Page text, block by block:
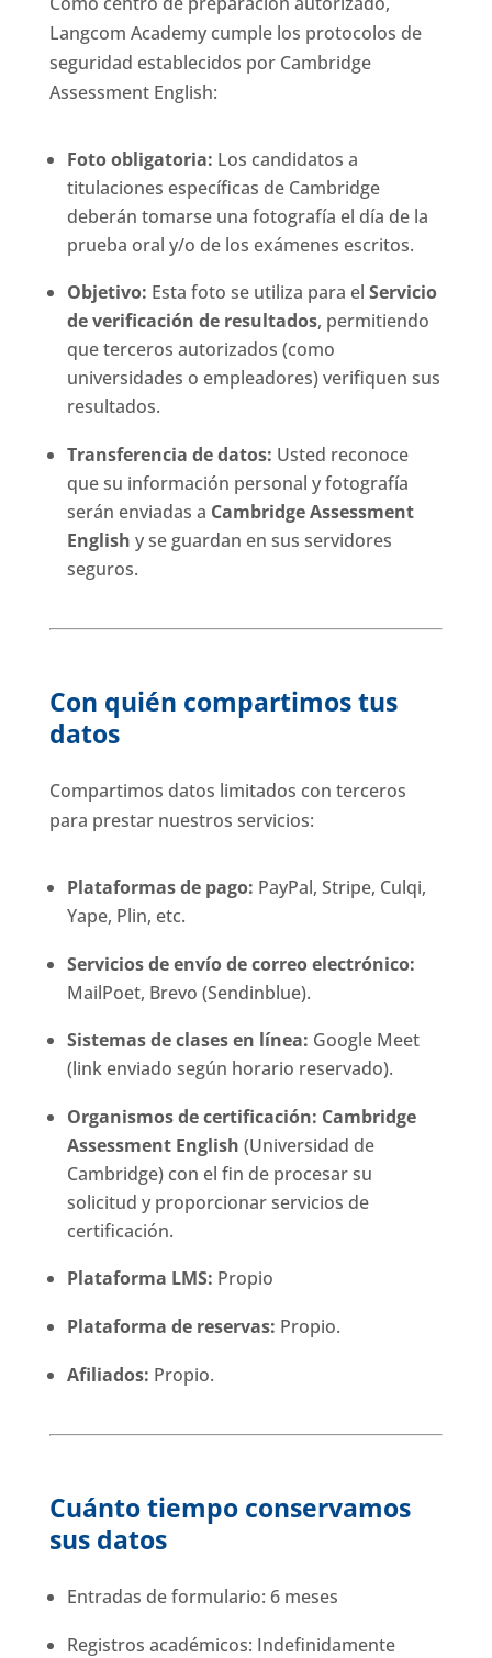
Langcom Academy cumple los protocolos de
seguridad establecidos por Cambridge
Assessment English:
Foto obligatoria: Los candidatos a
titulaciones específicas de Cambridge
deberán tomarse una fotografía el día de la
prueba oral y/o de los exámenes escritos.
Objetivo: Esta foto se utiliza para el Servicio
de verificación de resultados, permitiendo
que terceros autorizados (como
universidades o empleadores) verifiquen sus
resultados.
Transferencia de datos: Usted reconoce
que su información personal y fotografía
serán enviadas a Cambridge Assessment
English y se guardan en sus servidores
seguros.
Con quién compartimos tus
datos
Compartimos datos limitados con terceros
para prestar nuestros servicios:
Plataformas de pago: PayPal, Stripe, Culqi,
Yape, Plin, etc.
Servicios de envío de correo electrónico:
MailPoet, Brevo (Sendinblue).
Sistemas de clases en línea: Google Meet
(link enviado según horario reservado).
Organismos de certificación: Cambridge
Assessment English (Universidad de
Cambridge) con el fin de procesar su
solicitud y proporcionar servicios de
certificación.
Plataforma LMS: Propio
Plataforma de reservas: Propio.
Afiliados: Propio.
Cuánto tiempo conservamos
sus datos
Entradas de formulario: 6 meses
Registros académicos: Indefinidamente